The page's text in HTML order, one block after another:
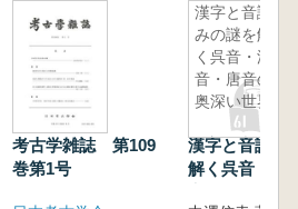
考古学雑誌 第109
巻第1号
漢字と音読
みの謎を解
く呉音・漢
音・唐音の
奥深い世界
漢字と音読み
解く呉音・漢